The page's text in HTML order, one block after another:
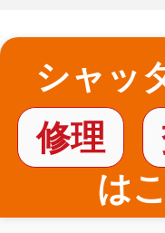
シャッ
修理
は